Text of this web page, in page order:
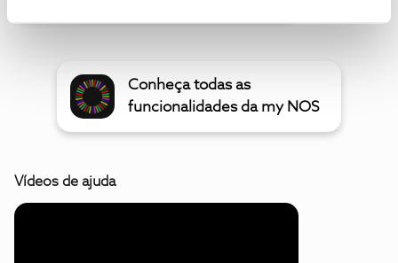
Conheça todas as
funcionalidades da my NOS
Vídeos de ajuda